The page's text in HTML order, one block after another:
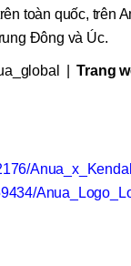
toàn quốc, trên
Đông và Úc.
|Trang